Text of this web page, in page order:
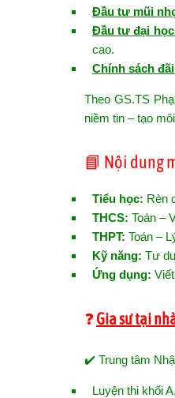
Đầu tư mũi
Đầu tư đại
cao.
Chính sách
Theo GS.TS
niềm tin – tạo
📘 Nội dung
Tiểu học: Rèn
THCS: Toán –
THPT: Toán –
Kỹ năng: Tư
Ứng dụng:
❓Gia sư tại
✔️ Trung tâm
Luyện thi khối